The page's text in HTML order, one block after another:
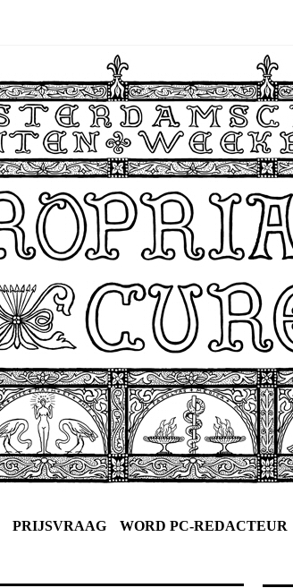
PRIJSVRAAG WORD PC-REDACTEUR